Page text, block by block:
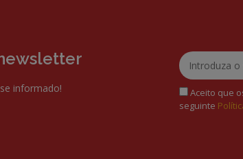
informado!
Aceito que
seguinte